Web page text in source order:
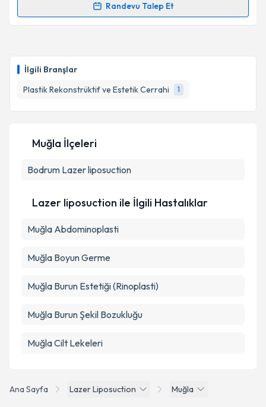
İlgili Branşlar
Plastik Rekonstrüktif ve Estetik Cerrahi
1
Randevu Talep Et
Randevu Takvimi Talebi
takvim hazırlandığında e-posta ile bilgilendireceğiz.
Metni'ni okudum ve kişisel verilerimin belirtilen
Ana Sayfa Lazer Liposuction Muğla
Muğla İlçeleri
Bodrum Lazer liposuction
Lazer liposuction ile İlgili Hastalıklar
Muğla Abdominoplasti
Muğla Boyun Germe
Muğla Burun Estetiği (Rinoplasti)
Muğla Burun Şekil Bozukluğu
Muğla Cilt Lekeleri